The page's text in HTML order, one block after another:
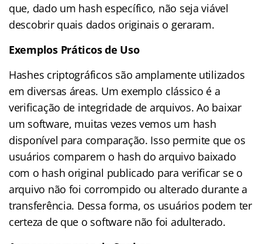
que, dado um hash específico, não seja viável
descobrir quais dados originais o geraram.
Exemplos Práticos de Uso
Hashes criptográficos são amplamente utilizados
em diversas áreas. Um exemplo clássico é a
verificação de integridade de arquivos. Ao baixar
um software, muitas vezes vemos um hash
disponível para comparação. Isso permite que os
usuários comparem o hash do arquivo baixado
com o hash original publicado para verificar se o
arquivo não foi corrompido ou alterado durante a
transferência. Dessa forma, os usuários podem ter
certeza de que o software não foi adulterado.